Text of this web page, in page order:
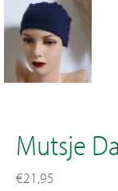
Mutsje
€21,95